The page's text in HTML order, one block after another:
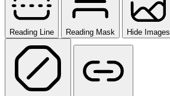
Reading Line Reading Mask Hide Images